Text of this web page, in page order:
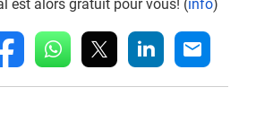
est alors gratuit pour vous! (info)
whatsapp linkedin mail